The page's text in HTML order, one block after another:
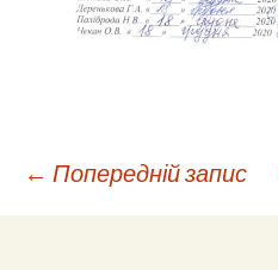
Навігація
← Попередній запис